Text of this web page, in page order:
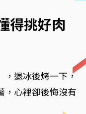
得挑好肉
，退冰後烤一下，
，心裡卻後悔沒有